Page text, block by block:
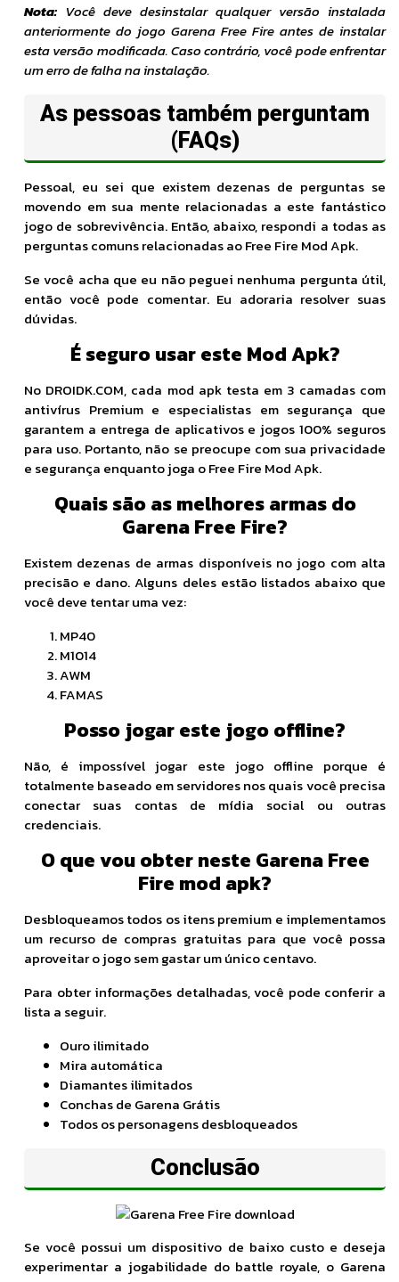
Nota: Você deve desinstalar qualquer versão instalada
anteriormente do jogo Garena Free Fire antes de instalar
esta versão modificada. Caso contrário, você pode enfrentar
um erro de falha na instalação.
As pessoas também perguntam
(FAQs)
Pessoal, eu sei que existem dezenas de perguntas se
movendo em sua mente relacionadas a este fantástico
jogo de sobrevivência. Então, abaixo, respondi a todas as
perguntas comuns relacionadas ao Free Fire Mod Apk.
Se você acha que eu não peguei nenhuma pergunta útil,
então você pode comentar. Eu adoraria resolver suas
dúvidas.
É seguro usar este Mod Apk?
No DROIDK.COM, cada mod apk testa em 3 camadas com
antivírus Premium e especialistas em segurança que
garantem a entrega de aplicativos e jogos 100% seguros
para uso. Portanto, não se preocupe com sua privacidade
e segurança enquanto joga o Free Fire Mod Apk.
Quais são as melhores armas do
Garena Free Fire?
Existem dezenas de armas disponíveis no jogo com alta
precisão e dano. Alguns deles estão listados abaixo que
você deve tentar uma vez:
MP40
M1014
AWM
FAMAS
Posso jogar este jogo offline?
Não, é impossível jogar este jogo offline porque é
totalmente baseado em servidores nos quais você precisa
conectar suas contas de mídia social ou outras
credenciais.
O que vou obter neste Garena Free
Fire mod apk?
Desbloqueamos todos os itens premium e implementamos
um recurso de compras gratuitas para que você possa
aproveitar o jogo sem gastar um único centavo.
Para obter informações detalhadas, você pode conferir a
lista a seguir.
Ouro ilimitado
Mira automática
Diamantes ilimitados
Conchas de Garena Grátis
Todos os personagens desbloqueados
Conclusão
Se você possui um dispositivo de baixo custo e deseja
experimentar a jogabilidade do battle royale, o Garena